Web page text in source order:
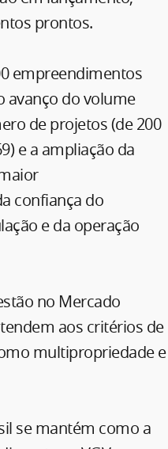
prontos.
empreendimentos
avanço do volume
de projetos (de 200
e a ampliação da
confiança do
e da operação
no Mercado
aos critérios de
multipropriedade e
se mantém como a